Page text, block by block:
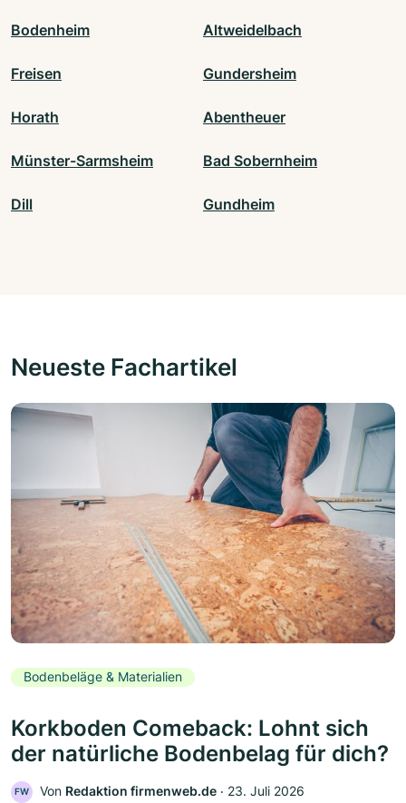
Bodenheim Altweidelbach
Freisen Gundersheim
Horath Abentheuer
Münster-Sarmsheim Bad Sobernheim
Dill Gundheim
Neueste Fachartikel
Bodenbeläge & Materialien
Korkboden Comeback: Lohnt sich
der natürliche Bodenbelag für dich?
FW Von Redaktion firmenweb.de ‧ 23. Juli 2026